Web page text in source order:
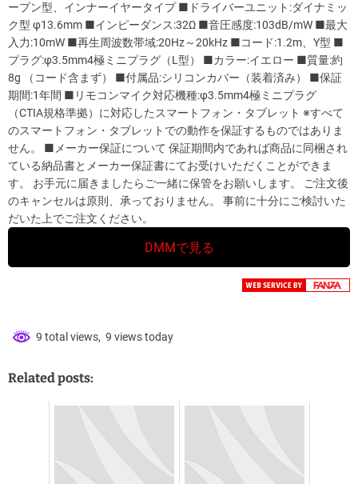
ープン型、インナーイヤータイプ ■ドライバーユニット:ダイナミッ
ク型 φ13.6mm ■インピーダンス:32Ω ■音圧感度:103dB/mW ■最大
入力:10mW ■再生周波数帯域:20Hz～20kHz ■コード:1.2m、Y型 ■
プラグ:φ3.5mm4極ミニプラグ（L型） ■カラー:イエロー ■質量:約
8g （コード含まず） ■付属品:シリコンカバー（装着済み） ■保証
期間:1年間 ■リモコンマイク対応機種:φ3.5mm4極ミニプラグ
（CTIA規格準拠）に対応したスマートフォン・タブレット ※すべて
のスマートフォン・タブレットでの動作を保証するものではありま
せん。 ■メーカー保証について 保証期間内であれば商品に同梱され
ている納品書とメーカー保証書にてお受けいただくことができま
す。 お手元に届きましたらご一緒に保管をお願いします。 ご注文後
のキャンセルは原則、承っておりません。 事前に十分にご検討いた
だいた上でご注文ください。
DMMで見る
9 total views, 9 views today
Related posts: